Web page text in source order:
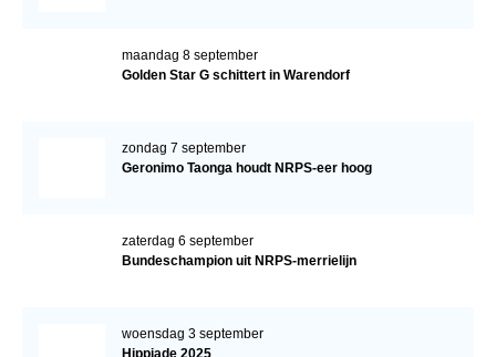
maandag 8 september
Golden Star G schittert in Warendorf
zondag 7 september
Geronimo Taonga houdt NRPS-eer hoog
zaterdag 6 september
Bundeschampion uit NRPS-merrielijn
woensdag 3 september
Hippiade 2025